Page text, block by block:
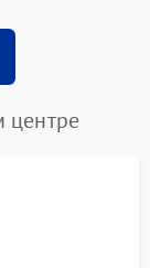
центре